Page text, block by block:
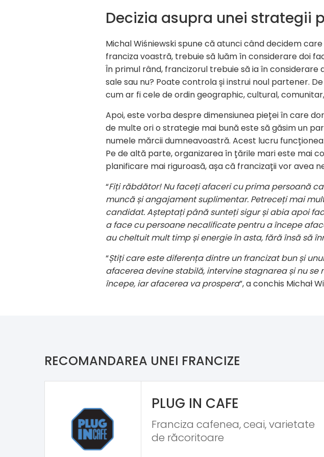
Decizia asupra unei strategii
Michal Wiśniewski spune că atunci când decidem
franciza voastră, trebuie să luăm în considerare doi
În primul rând, francizorul trebuie să ia în
sale sau nu? Poate controla și instrui noul partener.
cum ar fi cele de ordin geographic, cultural,
Apoi, este vorba despre dimensiunea pieței în care
de multe ori o strategie mai bună este să găsim un
numele mărcii dumneavoastră. Acest lucru
Pe de altă parte, organizarea în țările mari este mai
planificare mai riguroasă, așa că francizații vor avea
“Fiți răbdător! Nu faceți afaceri cu prima persoană
muncă și angajament suplimentar. Petreceți mai
candidat. Așteptați până sunteți sigurși abia apoi
a face cu persoane necalificate pentru a începe
au cheltuit mult timp și energie în asta, fără însă să
“Știți care este diferența dintre un francizat bun și
afacerea devine stabilă, intervine stagnarea și nu
începe, iar afacerea va prospera”, a conchis Michał
RECOMANDAREA UNEI FRANCIZE
PLUG IN CAFE
Franciza cafenea, ceai, varietate
de răcoritoare